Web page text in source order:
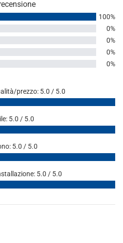
100%
0%
0%
0%
0%
prezzo: 5.0 / 5.0
5.0 / 5.0
5.0 / 5.0
5.0 / 5.0